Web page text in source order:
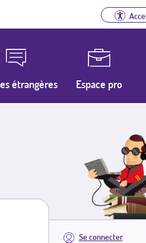
étrangères Espace pro
Se connecter